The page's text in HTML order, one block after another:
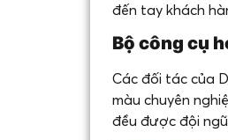
đến tay khách
Bộ công cụ
Các đối tác của
màu chuyên
đều được đội